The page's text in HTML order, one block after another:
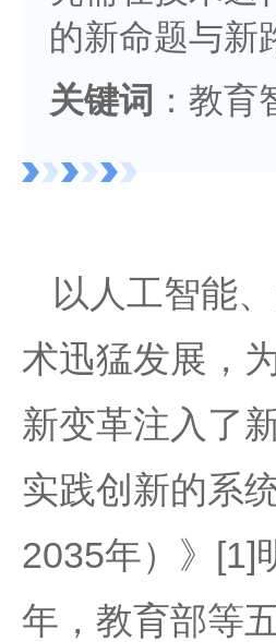
的新命题与新
关键词 ：教
以人工智能
术迅猛发展，
新变革注入了
实践创新的系
2035年）》[1]
年，教育部等